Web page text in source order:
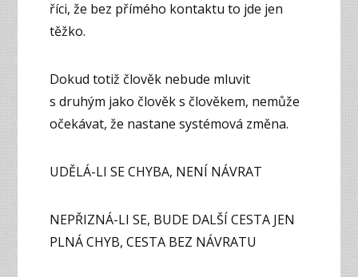
říci, že bez přímého kontaktu to jde jen
těžko.
Dokud totiž člověk nebude mluvit
s druhým jako člověk s člověkem, nemůže
očekávat, že nastane systémová změna.
UDĚLÁ-LI SE CHYBA, NENÍ NÁVRAT
NEPŘIZNÁ-LI SE, BUDE DALŠÍ CESTA JEN
PLNÁ CHYB, CESTA BEZ NÁVRATU